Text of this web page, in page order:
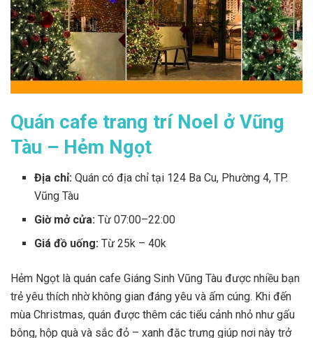
Quán cafe trang trí Noel ở Vũng
Tàu – Hẻm Ngọt
Địa chỉ: Quán có địa chỉ tại 124 Ba Cu, Phường 4, TP.
Vũng Tàu
Giờ mở cửa:Từ 07:00–22:00
Giá đồ uống:Từ 25k – 40k
Hẻm Ngọt là quán cafe Giáng Sinh Vũng Tàu được nhiều bạn
trẻ yêu thích nhờ không gian đáng yêu và ấm cúng. Khi đến
mùa Christmas, quán được thêm các tiểu cảnh nhỏ như gấu
bông, hộp quà và sắc đỏ – xanh đặc trưng giúp nơi này trở